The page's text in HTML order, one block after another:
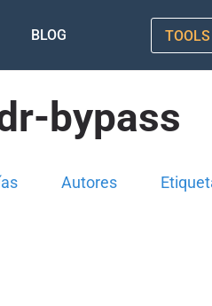
BLOG TOOLS
bypass
Autores